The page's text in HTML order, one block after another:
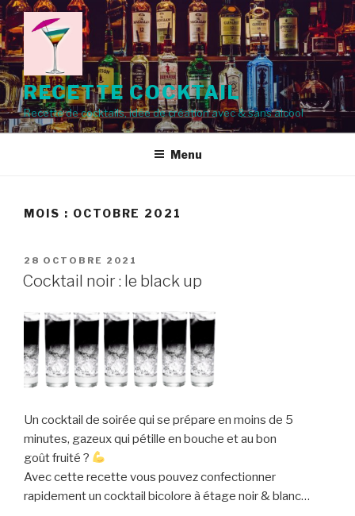
Aller
au
contenu
principal
RECETTE COCKTAIL
Recette de cocktails, idée de création avec & sans alcool
Menu
MOIS : OCTOBRE 2021
PUBLIÉ
LE
28 OCTOBRE 2021
Cocktail noir : le black up
Un cocktail de soirée qui se prépare en moins de 5
minutes, gazeux qui pétille en bouche et au bon
goût fruité ?
Avec cette recette vous pouvez confectionner
rapidement un cocktail bicolore à étage noir & blanc…